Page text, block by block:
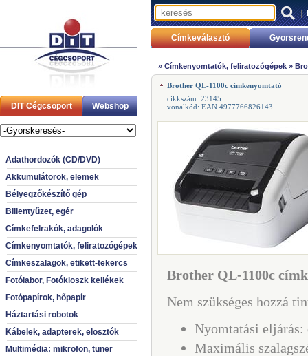
DIT Cégcsoport Webshop
Adathordozók (CD/DVD)
Akkumulátorok, elemek
Bélyegzőkészítő gép
Billentyűzet, egér
Címkefelrakók, adagolók
Címkenyomtatók, feliratozógépek
Címkeszalagok, etikett-tekercs
Fotólabor, Fotókioszk kellékek
Fotópapírok, hőpapír
Háztartási robotok
Kábelek, adapterek, elosztók
Multimédia: mikrofon, tuner
|
Címkeválasztó
» Címkenyomtatók, feliratozógépek »
Brother QL-1100c címkenyomtató
cikkszám: 23145
vonalkód: EAN 4977766826143
Brother QL-1100c
Nem szükséges hozzá
Nyomtatási
Maximális